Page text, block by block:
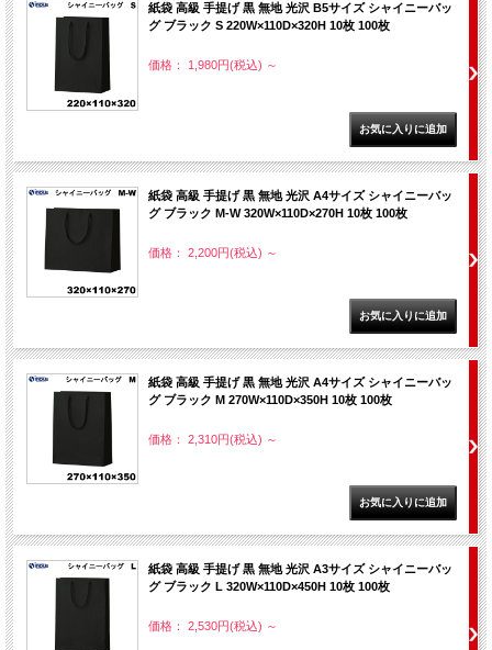
紙袋 高級 手提げ 黒 無地 光沢 B5サイズ シャイニーバッ
グ ブラック S 220W×110D×320H 10枚 100枚
価格： 1,980円(税込) ～
紙袋 高級 手提げ 黒 無地 光沢 A4サイズ シャイニーバッ
グ ブラック M-W 320W×110D×270H 10枚 100枚
価格： 2,200円(税込) ～
紙袋 高級 手提げ 黒 無地 光沢 A4サイズ シャイニーバッ
グ ブラック M 270W×110D×350H 10枚 100枚
価格： 2,310円(税込) ～
紙袋 高級 手提げ 黒 無地 光沢 A3サイズ シャイニーバッ
グ ブラック L 320W×110D×450H 10枚 100枚
価格： 2,530円(税込) ～